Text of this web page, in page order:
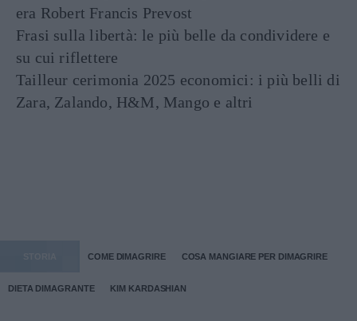
era Robert Francis Prevost
Frasi sulla libertà: le più belle da condividere e
su cui riflettere
Tailleur cerimonia 2025 economici: i più belli di
Zara, Zalando, H&M, Mango e altri
COME DIMAGRIRE COSA MANGIARE PER DIMAGRIRE
DIETA DIMAGRANTE KIM KARDASHIAN